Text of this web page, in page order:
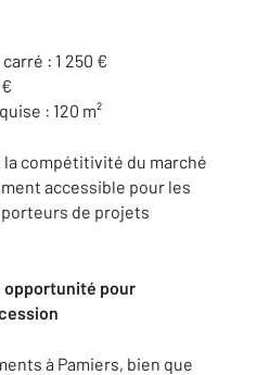
: 1 250 €
: 120 m²
compétitivité du marché
accessible pour les
de projets
opportunité pour
à Pamiers, bien que